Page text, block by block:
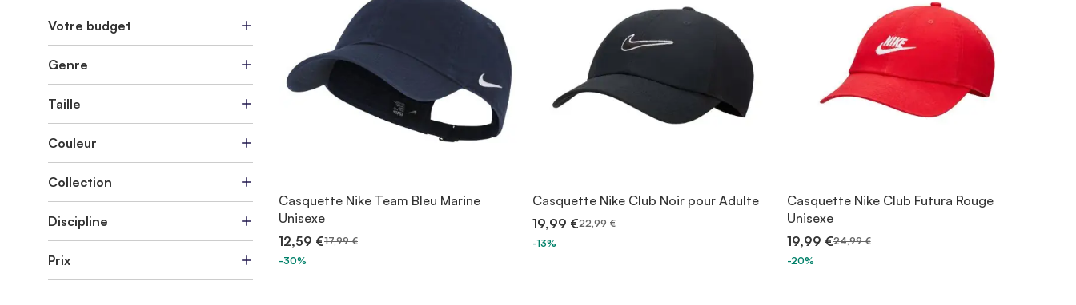
Casquette Nike Team Bleu Marine
Unisexe
12,59 €17,99 €
-30%
Casquette Nike Club Noir pour Adulte
19,99 €22,99 €
-13%
Casquette Nike Club Futura Rouge
Unisexe
19,99 €24,99 €
-20%
Votre budget
Genre
Taille
Couleur
Collection
Discipline
Prix